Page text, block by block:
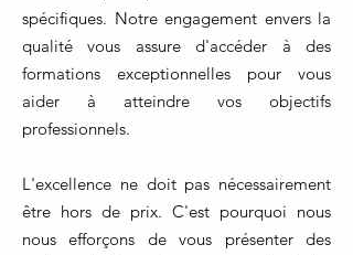
spécifiques. Notre engagement envers la
qualité vous assure d'accéder à des
formations exceptionnelles pour vous
aider à atteindre vos objectifs
professionnels.
L'excellence ne doit pas nécessairement
être hors de prix. C'est pourquoi nous
nous efforçons de vous présenter des